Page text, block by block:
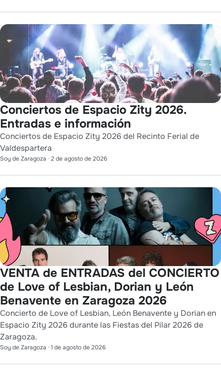
Conciertos de Espacio Zity 2026.
Entradas e información
Conciertos de Espacio Zity 2026 del Recinto Ferial de
Valdespartera
Soy de Zaragoza · 2 de agosto de 2026
VENTA de ENTRADAS del CONCIERTO
de Love of Lesbian, Dorian y León
Benavente en Zaragoza 2026
Concierto de Love of Lesbian, León Benavente y Dorian en
Espacio Zity 2026 durante las Fiestas del Pilar 2026 de
Zaragoza.
Soy de Zaragoza · 1 de agosto de 2026